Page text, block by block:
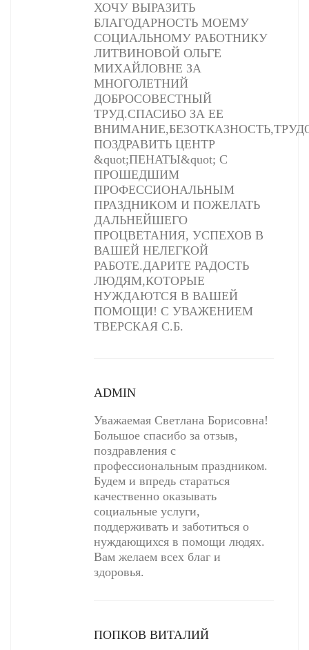
ХОЧУ ВЫРАЗИТЬ
БЛАГОДАРНОСТЬ МОЕМУ
СОЦИАЛЬНОМУ РАБОТНИКУ
ЛИТВИНОВОЙ ОЛЬГЕ
МИХАЙЛОВНЕ ЗА
МНОГОЛЕТНИЙ
ДОБРОСОВЕСТНЫЙ
ТРУД.СПАСИБО ЗА ЕЕ
ПОЗДРАВИТЬ ЦЕНТР
&quot;ПЕНАТЫ&quot; С
ПРОШЕДШИМ
ПРОФЕССИОНАЛЬНЫМ
ПРАЗДНИКОМ И ПОЖЕЛАТЬ
ДАЛЬНЕЙШЕГО
ПРОЦВЕТАНИЯ, УСПЕХОВ В
ВАШЕЙ НЕЛЕГКОЙ
РАБОТЕ.ДАРИТЕ РАДОСТЬ
ЛЮДЯМ,КОТОРЫЕ
НУЖДАЮТСЯ В ВАШЕЙ
ПОМОЩИ! С УВАЖЕНИЕМ
ТВЕРСКАЯ С.Б.
ADMIN
Уважаемая Светлана Борисовна!
Большое спасибо за отзыв,
поздравления с
профессиональным праздником.
Будем и впредь стараться
качественно оказывать
социальные услуги,
поддерживать и заботиться о
нуждающихся в помощи людях.
Вам желаем всех благ и
здоровья.
ПОПКОВ ВИТАЛИЙ